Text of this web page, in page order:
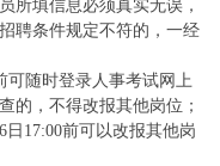
所填信息必须真实无误，
聘条件规定不符的，一经
可随时登录人事考试网上
的，不得改报其他岗位；
日17:00前可以改报其他岗